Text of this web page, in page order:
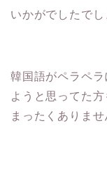
いかがでしたでし
韓国語がペラペ
ようと思ってた
まったくありませ